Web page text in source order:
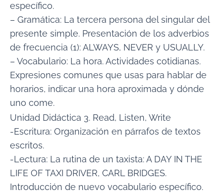
específico.
– Gramática: La tercera persona del singular del
presente simple. Presentación de los adverbios
de frecuencia (1): ALWAYS, NEVER y USUALLY.
– Vocabulario: La hora. Actividades cotidianas.
Expresiones comunes que usas para hablar de
horarios, indicar una hora aproximada y dónde
uno come.
Unidad Didáctica 3. Read, Listen, Write
-Escritura: Organización en párrafos de textos
escritos.
-Lectura: La rutina de un taxista: A DAY IN THE
LIFE OF TAXI DRIVER, CARL BRIDGES.
Introducción de nuevo vocabulario específico.